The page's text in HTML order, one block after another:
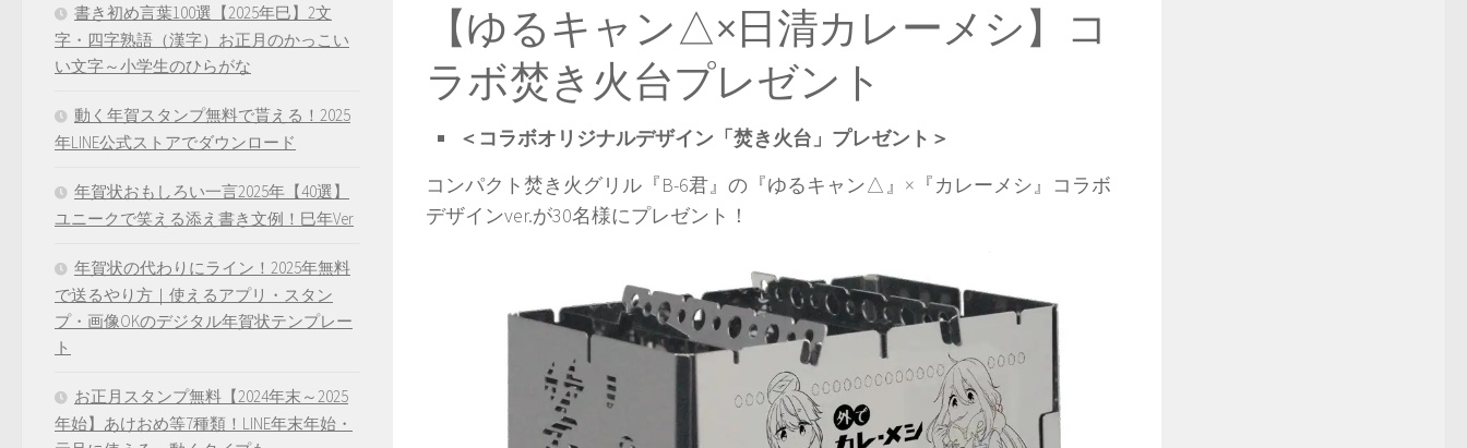
【ゆるキャン△×日清カレーメシ】コ
ラボ焚き火台プレゼント
＜コラボオリジナルデザイン「焚き火台」プレゼント＞
コンパクト焚き火グリル『B-6君』の『ゆるキャン△』×『カレーメシ』コラボ
デザインver.が30名様にプレゼント！
書き初め言葉100選【2025年巳】2文
字・四字熟語（漢字）お正月のかっこい
い文字～小学生のひらがな
動く年賀スタンプ無料で貰える！2025
年LINE公式ストアでダウンロード
年賀状おもしろい一言2025年【40選】
ユニークで笑える添え書き文例！巳年Ver
年賀状の代わりにライン！2025年無料
で送るやり方｜使えるアプリ・スタン
プ・画像OKのデジタル年賀状テンプレー
ト
お正月スタンプ無料【2024年末～2025
年始】あけおめ等7種類！LINE年末年始・